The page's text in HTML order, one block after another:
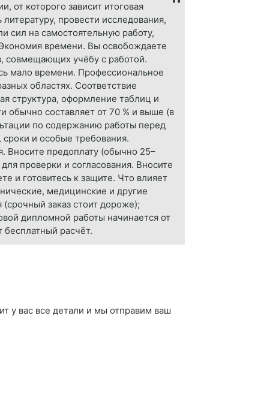
от которого зависит итоговая
провести исследования,
сил на самостоятельную работу,
времени. Вы освобождаете
совмещающих учёбу с работой.
мало времени. Профессиональное
областях. Соответствие
структура, оформление таблиц и
обычно составляет от 70 % и выше (в
по содержанию работы перед
сроки и особые требования.
Вносите предоплату (обычно 25–
проверки и согласования. Вносите
и готовитесь к защите. Что влияет
медицинские и другие
заказ стоит дороже);
дипломной работы начинается от
расчёт.
у вас все детали и мы отправим ваш